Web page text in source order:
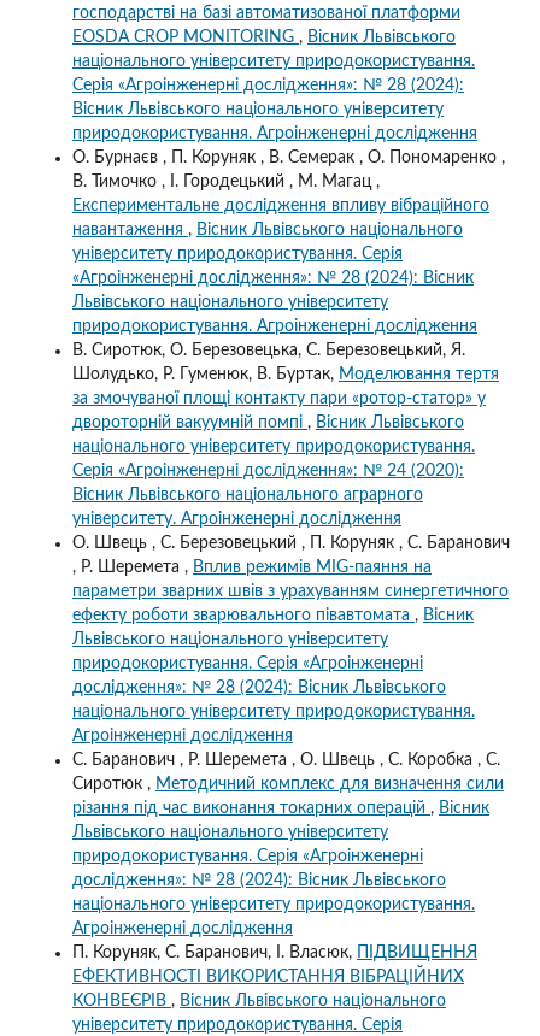
господарстві на базі автоматизованої платформи
EOSDA CROP MONITORING , Вісник Львівського
національного університету природокористування.
Серія «Агроінженерні дослідження»: № 28 (2024):
Вісник Львівського національного університету
природокористування. Агроінженерні дослідження
О. Бурнаєв , П. Коруняк , В. Семерак , О. Пономаренко ,
В. Тимочко , І. Городецький , М. Магац ,
Експериментальне дослідження впливу вібраційного
навантаження , Вісник Львівського національного
університету природокористування. Серія
«Агроінженерні дослідження»: № 28 (2024): Вісник
Львівського національного університету
природокористування. Агроінженерні дослідження
В. Сиротюк, О. Березовецька, С. Березовецький, Я.
Шолудько, Р. Гуменюк, В. Буртак, Моделювання тертя
за змочуваної площі контакту пари «ротор-статор» у
двороторній вакуумній помпі , Вісник Львівського
національного університету природокористування.
Серія «Агроінженерні дослідження»: № 24 (2020):
Вісник Львівського національного аграрного
університету. Агроінженерні дослідження
О. Швець , С. Березовецький , П. Коруняк , С. Баранович
, Р. Шеремета , Вплив режимів MIG-паяння на
параметри зварних швів з урахуванням синергетичного
ефекту роботи зварювального півавтомата , Вісник
Львівського національного університету
природокористування. Серія «Агроінженерні
дослідження»: № 28 (2024): Вісник Львівського
національного університету природокористування.
Агроінженерні дослідження
С. Баранович , Р. Шеремета , О. Швець , С. Коробка , С.
Сиротюк , Методичний комплекс для визначення сили
різання під час виконання токарних операцій , Вісник
Львівського національного університету
природокористування. Серія «Агроінженерні
дослідження»: № 28 (2024): Вісник Львівського
національного університету природокористування.
Агроінженерні дослідження
П. Коруняк, С. Баранович, І. Власюк,
ПІДВИЩЕННЯ
ЕФЕКТИВНОСТІ ВИКОРИСТАННЯ ВІБРАЦІЙНИХ
КОНВЕЄРІВ , Вісник Львівського національного
університету природокористування. Серія